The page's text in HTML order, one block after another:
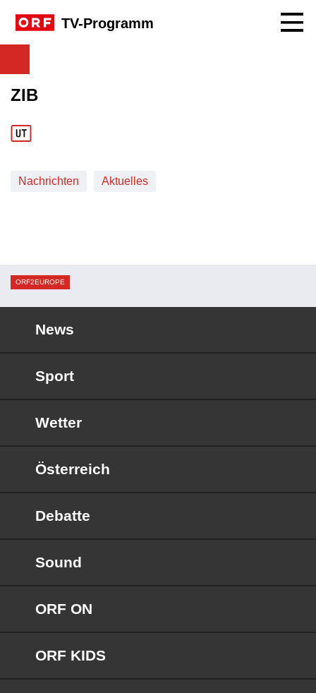
TV-Programm
ZIB
Nachrichten Aktuelles
ORF2EUROPE
News
Sport
Wetter
Österreich
Debatte
Sound
ORF ON
ORF KIDS